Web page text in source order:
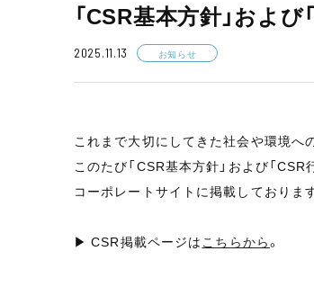
「CSR基本方針」およ
2025.11.13 お知らせ
これまで大切にしてきた社会や環境へ
このたび「CSR基本方針」および「CSR
コーポレートサイトに掲載しておりま
▶ CSR掲載ページはこちらから。